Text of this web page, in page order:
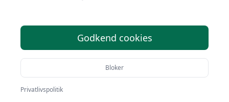
Godkend cookies
Bloker
Privatlivspolitik